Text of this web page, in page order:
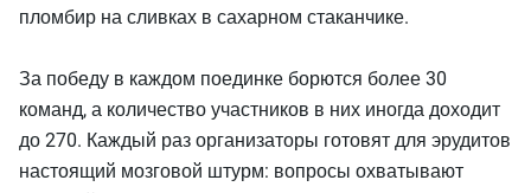
пломбир на сливках в сахарном стаканчике.
За победу в каждом поединке борются более 30
команд, а количество участников в них иногда доходит
до 270. Каждый раз организаторы готовят для эрудитов
настоящий мозговой штурм: вопросы охватывают